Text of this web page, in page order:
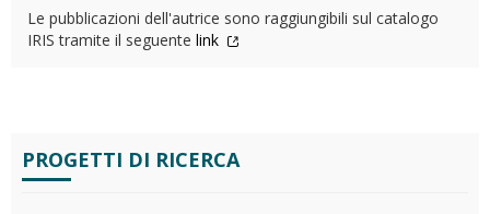
Le pubblicazioni dell'autrice sono raggiungibili sul catalogo
IRIS tramite il seguente link
PROGETTI DI RICERCA